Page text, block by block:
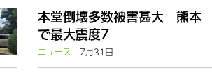
本堂倒壊多数被害甚大 熊本
で最大震度7
ニュース
7月31日